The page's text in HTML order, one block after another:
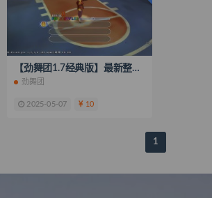
【劲舞团1.7经典版】最新整理WIN一键端+客户端+登录器+GM工具+搭建教程
劲舞团
2025-05-07 10
1